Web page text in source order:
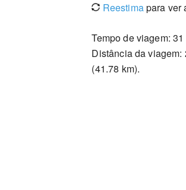
Reestimapara ver
Tempo de viagem: 31
Distância da viagem:
(41.78 km).